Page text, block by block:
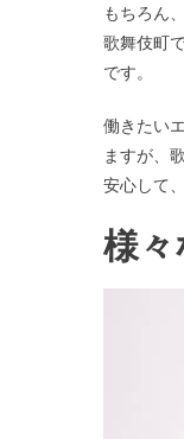
もちろん
歌舞伎町
です。
働きたい
ますが、
安心して
様